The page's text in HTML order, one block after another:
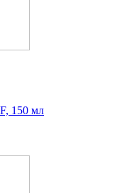
150 мл